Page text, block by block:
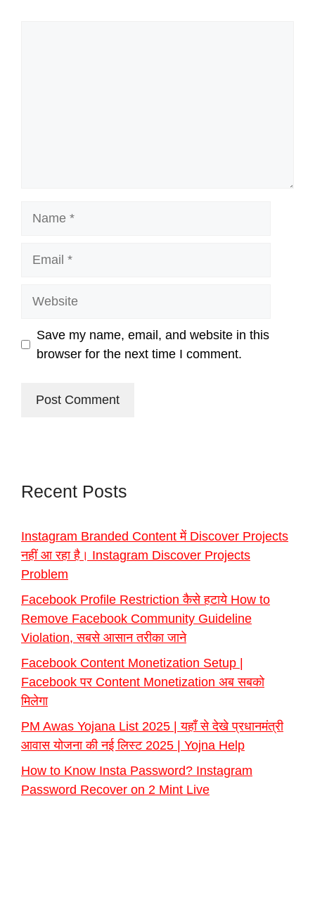
Save my name, email, and website in this
browser for the next time I comment.
Recent Posts
Instagram Branded Content में Discover Projects
नहीं आ रहा है। Instagram Discover Projects
Problem
Facebook Profile Restriction कैसे हटाये How to
Remove Facebook Community Guideline
Violation, सबसे आसान तरीका जाने
Facebook Content Monetization Setup |
Facebook पर Content Monetization अब सबको
मिलेगा
PM Awas Yojana List 2025 | यहाँ से देखे प्रधानमंत्री
आवास योजना की नई लिस्ट 2025 | Yojna Help
How to Know Insta Password? Instagram
Password Recover on 2 Mint Live